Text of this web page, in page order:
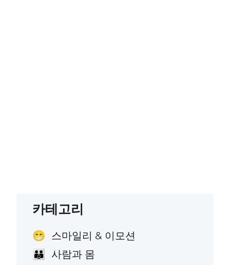
카테고리
😁 스마일리 & 이모션
👪 사람과 몸